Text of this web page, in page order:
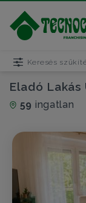
Eladó Lakás
59 ingatlan
Keresés